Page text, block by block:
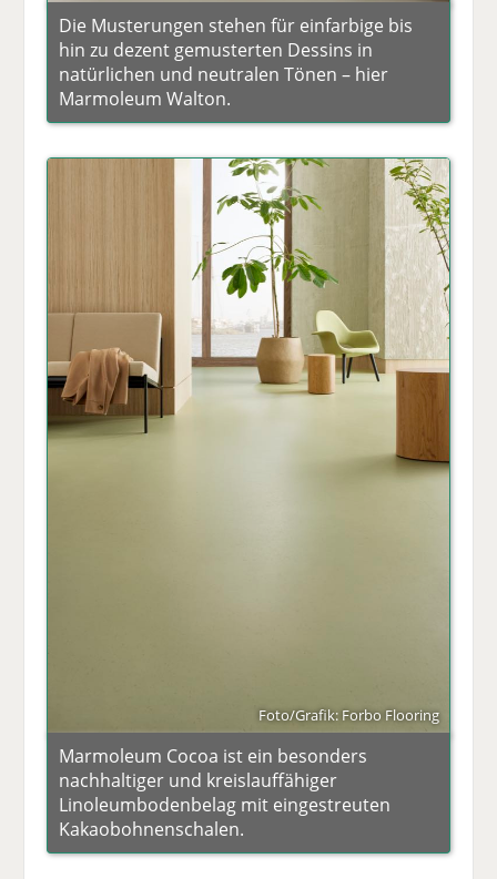
Die Musterungen stehen für einfarbige bis
hin zu dezent gemusterten Dessins in
natürlichen und neutralen Tönen – hier
Marmoleum Walton.
Foto/Grafik: Forbo Flooring
Marmoleum Cocoa ist ein besonders
nachhaltiger und kreislauffähiger
Linoleumbodenbelag mit eingestreuten
Kakaobohnenschalen.